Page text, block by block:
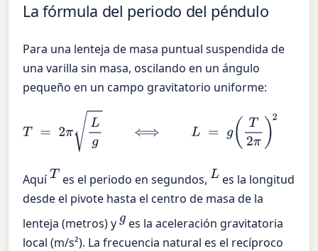
La fórmula del periodo del péndulo
Para una lenteja de masa puntual suspendida de
una varilla sin masa, oscilando en un ángulo
pequeño en un campo gravitatorio uniforme:
2 πL T2
AquíT es el periodo en segundos, L es la longitud
desde el pivote hasta el centro de masa de la
lenteja (metros) yges la aceleración gravitatoria
local (m/s²). La frecuencia natural es el recíproco